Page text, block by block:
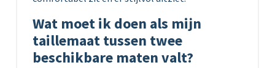
Wat moet ik doen als mijn
taillemaat tussen twee
beschikbare maten valt?